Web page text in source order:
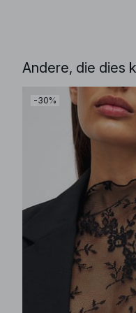
Andere, die dies
-30%